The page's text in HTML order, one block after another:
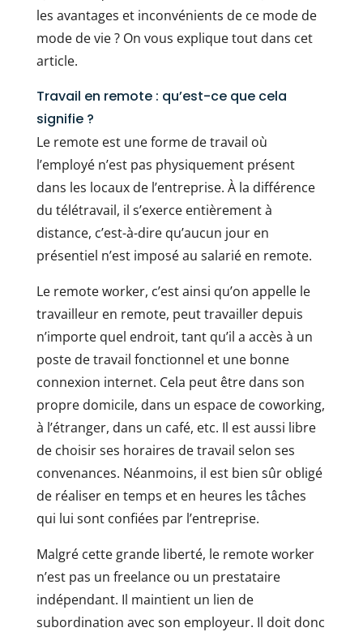
les avantages et inconvénients de ce mode de
mode de vie ? On vous explique tout dans cet
article.
Travail en remote : qu’est-ce que cela
signifie ?
Le remote est une forme de travail où
l’employé n’est pas physiquement présent
dans les locaux de l’entreprise. À la différence
du télétravail, il s’exerce entièrement à
distance, c’est-à-dire qu’aucun jour en
présentiel n’est imposé au salarié en remote.
Le remote worker, c’est ainsi qu’on appelle le
travailleur en remote, peut travailler depuis
n’importe quel endroit, tant qu’il a accès à un
poste de travail fonctionnel et une bonne
connexion internet. Cela peut être dans son
propre domicile, dans un espace de coworking,
à l’étranger, dans un café, etc. Il est aussi libre
de choisir ses horaires de travail selon ses
convenances. Néanmoins, il est bien sûr obligé
de réaliser en temps et en heures les tâches
qui lui sont confiées par l’entreprise.
Malgré cette grande liberté, le remote worker
n’est pas un freelance ou un prestataire
indépendant. Il maintient un lien de
subordination avec son employeur. Il doit donc